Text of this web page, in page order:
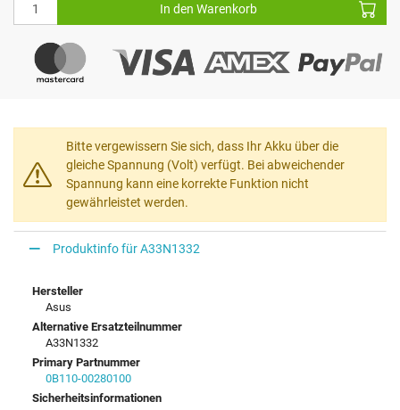
In den Warenkorb
Bitte vergewissern Sie sich, dass Ihr Akku über die
gleiche Spannung (Volt) verfügt. Bei abweichender
Spannung kann eine korrekte Funktion nicht
gewährleistet werden.
Produktinfo für A33N1332
Hersteller
Asus
Alternative Ersatzteilnummer
A33N1332
Primary Partnummer
0B110-00280100
Sicherheitsinformationen